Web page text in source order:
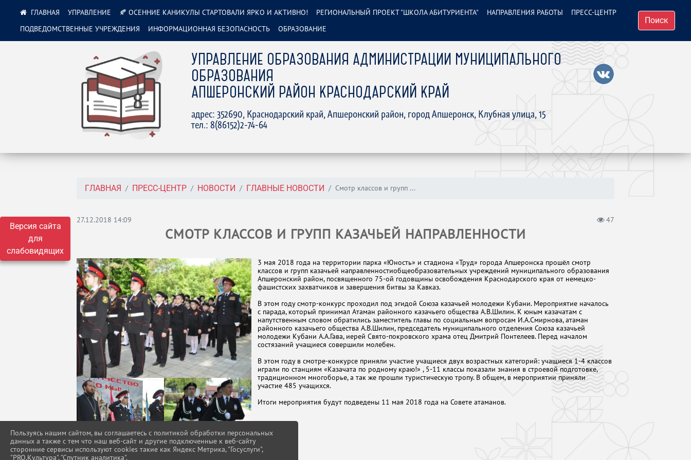
Версия сайта
для
слабовидящих
УПРАВЛЕНИЕ ОБРАЗОВАНИЯ АДМИНИСТРАЦИИ МУНИЦИПАЛЬНОГО
ОБРАЗОВАНИЯ
АПШЕРОНСКИЙ РАЙОН КРАСНОДАРСКИЙ КРАЙ
адрес: 352690, Краснодарский край, Апшеронский район, город Апшеронск, Клубная улица, 15
тел.: 8(86152)2-74-64
УПРАВЛЕНИЕ 🍂 ОСЕННИЕ КАНИКУЛЫ СТАРТОВАЛИ ЯРКО И АКТИВНО! РЕГИОНАЛЬНЫЙ ПРОЕКТ "ШКОЛА АБИТУРИЕНТА" НАПРАВЛЕНИЯ РАБОТЫ
ПРЕСС-ЦЕНТР
ПОДВЕДОМСТВЕННЫЕ УЧРЕЖДЕНИЯ
ИНФОРМАЦИОННАЯ БЕЗОПАСНОСТЬ ОБРАЗОВАНИЕ
Поиск
ГЛАВНАЯ ПРЕСС-ЦЕНТР НОВОСТИ ГЛАВНЫЕ НОВОСТИ Смотр классов и групп ...
27.12.2018 14:09 47
СМОТР КЛАССОВ И ГРУПП КАЗАЧЬЕЙ НАПРАВЛЕННОСТИ
3 мая 2018 года на территории парка «Юность» и стадиона «Труд» города Апшеронска прошёл смотр
классов и групп казачьей направленностиобщеобразовательных учреждений муниципального образования
Апшеронский район, посвященного 75-ой годовщины освобождения Краснодарского края от немецко-
фашистских захватчиков и завершения битвы за Кавказ.
В этом году смотр-конкурс проходил под эгидой Союза казачьей молодежи Кубани. Мероприятие началось
с парада, который принимал Атаман районного казачьего общества А.В.Шилин. К юным казачатам с
напутственным словом обратились заместитель главы по социальным вопросам И.А.Смирнова, атаман
районного казачьего общества А.В.Шилин, председатель муниципального отделения Союза казачьей
молодежи Кубани А.А.Гава, иерей Свято-покровского храма отец Дмитрий Понтелеев. Перед началом
состязаний учащиеся совершили молебен.
В этом году в смотре-конкурсе приняли участие учащиеся двух возрастных категорий: учащиеся 1-4 классов
играли по станциям «Казачата по родному краю!» , 5-11 классы показали знания в строевой подготовке,
традиционном многоборье, а так же прошли туристическую тропу. В общем, в мероприятии приняли
участие 485 учащихся.
Итоги мероприятия будут подведены 11 мая 2018 года на Совете атаманов.
Пользуясь нашим сайтом, вы соглашаетесь с политикой обработки персональных
данных а также с тем что наш веб-сайт и другие подключенные к веб-сайту
сторонние сервисы используют cookies такие как Яндекс Метрика, "Госуслуги",
"PRO.Культура", "Спутник аналитика".